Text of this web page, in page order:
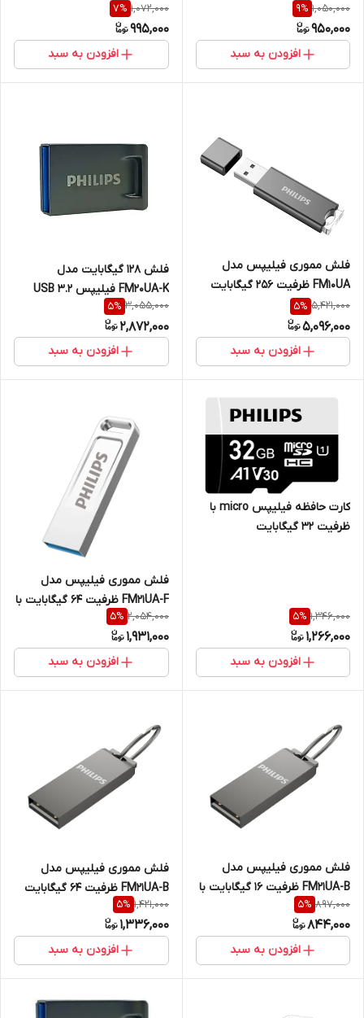
1,050,000
9%
950,000
افزودن به سبد
1,072,000
7%
995,000
افزودن به سبد
فلش مموری فیلیپس مدل
FM10UA ظرفیت ۲۵۶ گیگابایت
USB 3.2
5,421,000
5%
5,096,000
افزودن به سبد
فلش 128 گیگابایت مدل
FM20UA-K فیلیپس USB 3.2
3,055,000
5%
2,872,000
افزودن به سبد
کارت حافظه فیلیپس micro با
ظرفیت 32 گیگابایت
1,346,000
5%
1,266,000
افزودن به سبد
فلش مموری فیلیپس مدل
FM21UA-F ظرفیت 64 گیگابایت با
رابط USB 3.2
2,054,000
5%
1,931,000
افزودن به سبد
فلش مموری فیلیپس مدل
FM21UA-B ظرفیت 16 گیگابایت با
رابط USB 2.0
897,000
5%
844,000
افزودن به سبد
فلش مموری فیلیپس مدل
FM21UA-B ظرفیت 64 گیگابایت
USB2.0
1,421,000
5%
1,336,000
افزودن به سبد